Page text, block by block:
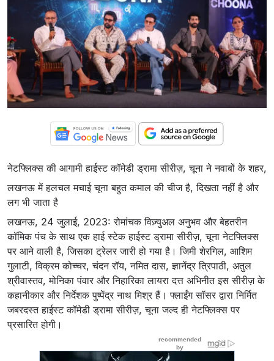
नेटफ्लिक्स की आगामी हाईस्ट कॉमेडी ड्रामा सीरीज़, चूना ने नवाबों के शहर,
लखनऊ में हलचल मचाई चूना बहुत कमाल की चीज है, दिखता नहीं है और
लग भी जाता है
लखनऊ, 24 जुलाई, 2023: रोमांचक विज़्युअल अनुभव और बेहतरीन
कॉमिक पंच के साथ एक हाई स्टेक हाईस्ट ड्रामा सीरीज़, चूना नेटफ्लिक्स
पर आने वाली है, जिसका ट्रेलर जारी हो गया है। जिमी शेरगिल, आशिम
गुलाटी, विक्रम कोच्चर, चंदन रॉय, नमित दास, ज्ञानेंद्र त्रिपाठी, अतुल
श्रीवास्तव, मोनिका पंवार और निहारिका लायरा दत्त अभिनीत इस सीरीज़ के
कहानीकार और निर्देशक पुष्पेंद्र नाथ मिश्र हैं। फ्लाईंग सॉसर द्वारा निर्मित
जबरदस्त हाईस्ट कॉमेडी ड्रामा सीरीज़, चूना जल्द ही नेटफ्लिक्स पर
प्रसारित होगी।